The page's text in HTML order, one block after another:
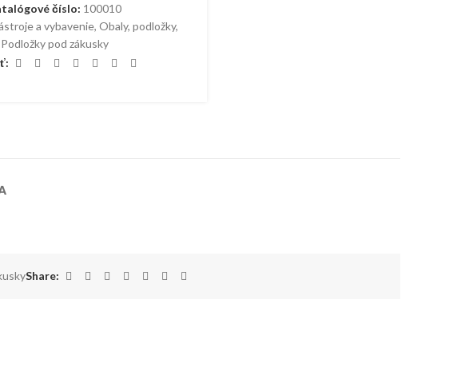
číslo: 100010
a vybavenie, Obaly, podložky,
Podložky pod zákusky
Share: